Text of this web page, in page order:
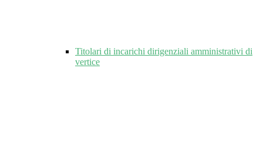
Titolari di incarichi dirigenziali amministrativi di
vertice